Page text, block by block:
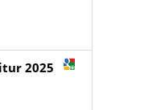
2025